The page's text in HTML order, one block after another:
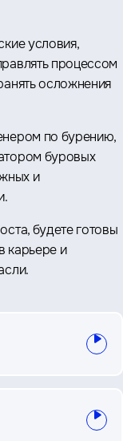
условия,
процессом
осложнения
по бурению,
буровых
и
будете готовы
карьере и